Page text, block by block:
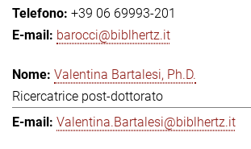
+39 06 69993-201
barocci@biblhertz.it
Valentina Bartalesi, Ph.D.
Ricercatrice post-dottorato
Valentina.Bartalesi@biblhertz.it